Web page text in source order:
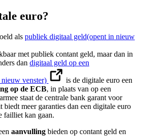
euro?
als publiek digitaal geld(opent in nieuw
met publiek contant geld, maar dan in
dan digitaal geld op een
venster)
is de digitale euro een
op de ECB, in plaats van op een
staat de centrale bank garant voor
meer garanties dan een digitale euro
failliet kan gaan.
aanvulling bieden op contant geld en